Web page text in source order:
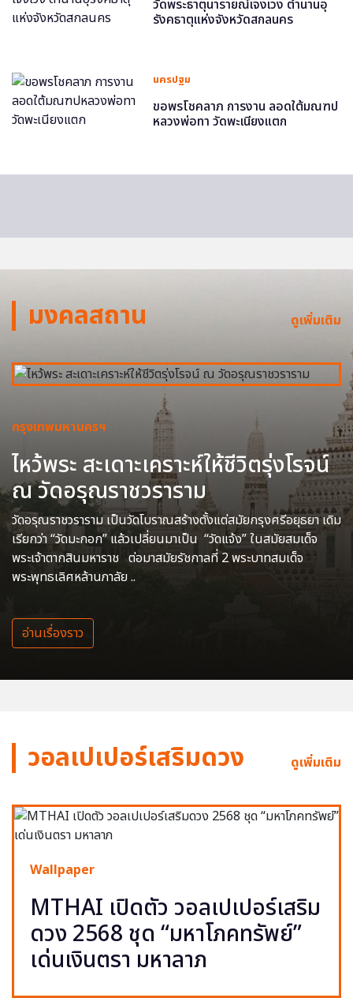
วัดพระธาตุนารายณ์เจงเวง ตำนานอุ
รังคธาตุแห่งจังหวัดสกลนคร
นครปฐม
ขอพรโชคลาภ การงาน ลอดใต้มณฑป
หลวงพ่อทา วัดพะเนียงแตก
มงคลสถาน ดูเพิ่มเติม
กรุงเทพมหานครฯ
ไหว้พระ สะเดาะเคราะห์ให้ชีวิตรุ่งโรจน์
ณ วัดอรุณราชวราราม
วัดอรุณราชวราราม เป็นวัดโบราณสร้างตั้งแต่สมัยกรุงศรีอยุธยา เดิม
เรียกว่า “วัดมะกอก” แล้วเปลี่ยนมาเป็น “วัดแจ้ง” ในสมัยสมเด็จ
พระเจ้าตากสินมหาราช ต่อมาสมัยรัชกาลที่ 2 พระบาทสมเด็จ
พระพุทธเลิศหล้านภาลัย ..
อ่านเรื่องราว
วอลเปเปอร์เสริมดวง ดูเพิ่มเติม
Wallpaper
MTHAI เปิดตัว วอลเปเปอร์เสริม
ดวง 2568 ชุด “มหาโภคทรัพย์”
เด่นเงินตรา มหาลาภ